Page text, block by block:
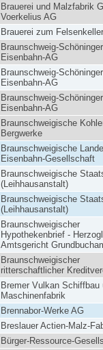
Brauerei und Malzfabrik
Voerkelius AG
Brauerei zum Felsenkeller
Braunschweig-Schöninger
Eisenbahn-AG
Braunschweig-Schöninger
Eisenbahn-AG
Braunschweig-Schöninger
Eisenbahn-AG
Braunschweigische
Bergwerke
Braunschweigische
Eisenbahn-Gesellschaft
Braunschweigische
(Leihhausanstalt)
Braunschweigische
(Leihhausanstalt)
Braunschweigischer
Hypothekenbrief -
Amtsgericht
Braunschweigischer
ritterschaftlicher
Bremer Vulkan Schiffbau
Maschinenfabrik
Brennabor-Werke AG
Breslauer Actien-Malz-
Bürger-Ressource-